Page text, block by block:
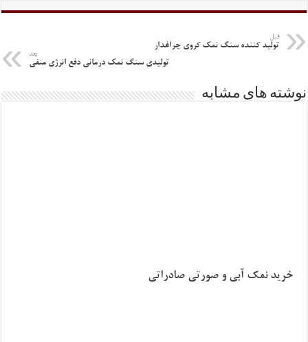
قبل
تولید کننده سنگ نمک کروی چراغدار
بعد
تولیدی سنگ نمک درمانی دفع انرژی منفی
نوشته های مشابه
خرید نمک آبی و صورتی صادراتی